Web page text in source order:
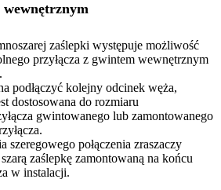
wewnętrznym
zaślepki występuje możliwość
przyłącza z gwintem wewnętrznym
podłączyć kolejny odcinek węża,
dostosowana do rozmiaru
gwintowanego lub zamontowanego
szeregowego połączenia zraszaczy
zaślepkę zamontowaną na końcu
w instalacji.